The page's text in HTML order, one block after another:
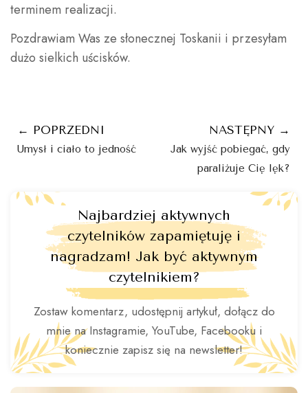
terminem realizacji.
Pozdrawiam Was ze słonecznej Toskanii i przesyłam
dużo sielkich uścisków.
← POPRZEDNI
Umysł i ciało to jedność
NASTĘPNY →
Jak wyjść pobiegać, gdy
paraliżuje Cię lęk?
Najbardziej aktywnych
czytelników zapamiętuję i
nagradzam! Jak być aktywnym
czytelnikiem?
Zostaw komentarz, udostępnij artykuł, dołącz do
mnie na Instagramie, YouTube, Facebooku i
koniecznie zapisz się na newsletter!